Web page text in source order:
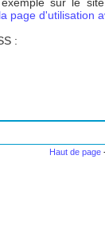
sur le
la page d'utilisation
:
Haut de page